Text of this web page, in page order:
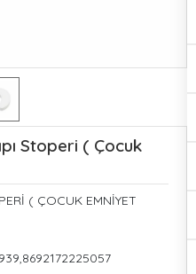
Stoperi ( Çocuk
( ÇOCUK EMNİYET